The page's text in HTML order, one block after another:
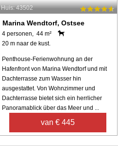
Huis: 43502
Marina Wendtorf, Ostsee
4 personen, 44 m²
20 m naar de kust.
Penthouse-Ferienwohnung an der
Hafenfront von Marina Wendtorf und mit
Dachterrasse zum Wasser hin
ausgestattet. Von Wohnzimmer und
Dachterrasse bietet sich ein herrlicher
Panoramablick über das Meer und ...
van € 445